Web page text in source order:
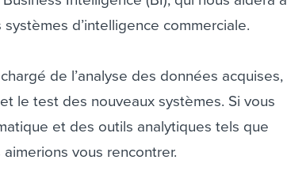
d’intelligence commerciale.
de l’analyse des données acquises,
le test des nouveaux systèmes. Si vous
et des outils analytiques tels que
vous rencontrer.